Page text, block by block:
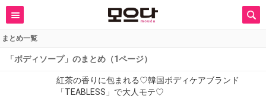
まとめ一覧
「ボディソープ」のまとめ（1ページ）
紅茶の香りに包まれる♡韓国ボディケアブランド
「TEABLESS」で大人モテ♡